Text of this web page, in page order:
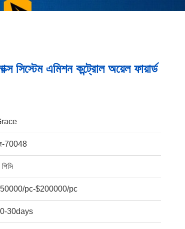
সিস্টেম এমিশন কন্ট্রোল অয়েল ফায়ার্ড
70048
pc-$200000/pc
30days